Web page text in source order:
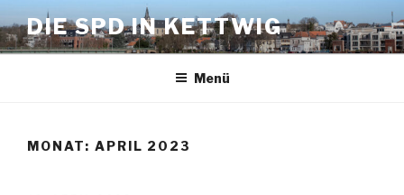
Inhalt
springen
DIE SPD IN KETTWIG
Menü
MONAT: APRIL 2023